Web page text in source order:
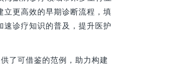
立更高效的早期诊断流程，填
诊疗知识的普及，提升医护
了可借鉴的范例，助力构建